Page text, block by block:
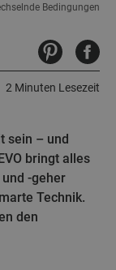
Bedingungen
2 Minuten Lesezeit
sein – und
bringt alles
-geher
Technik.
den